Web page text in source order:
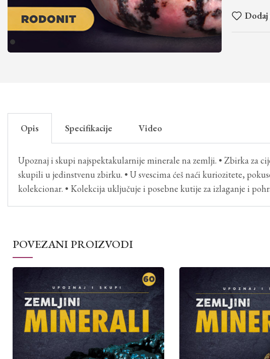
Dodaj
Opis Specifikacije Video
Upoznaj i skupi najspektakularnije minerale na zemlji. • Zbirka za
skupili u jedinstvenu zbirku. • U svescima ćeš naći kuriozitete,
kolekcionar. • Kolekcija uključuje i posebne kutije za izlaganje i
POVEZANI PROIZVODI